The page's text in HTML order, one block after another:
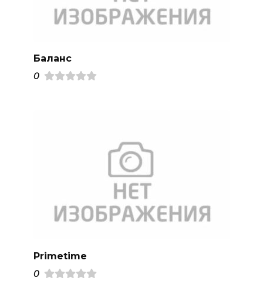
Баланс
0
Primetime
0